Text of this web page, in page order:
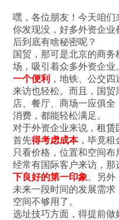
嘿，各位朋友！今天咱们
你发现没，好多外资企
后到底有啥秘密呢？
国贸，那可是北京的商
场，吸引着众多外资企
一个便利 ，地铁、公交
来访也轻松。而且，国
店、餐厅、商场一应俱
消费，都能轻松满足。
对于外资企业来说，租赁
首先得考虑成本，毕竟租
只看价格，位置和空间
经常有国际客户来访，
下良好的第一印象。另外
未来一段时间的发展需
空间不够用了。
选址技巧方面，得提前做